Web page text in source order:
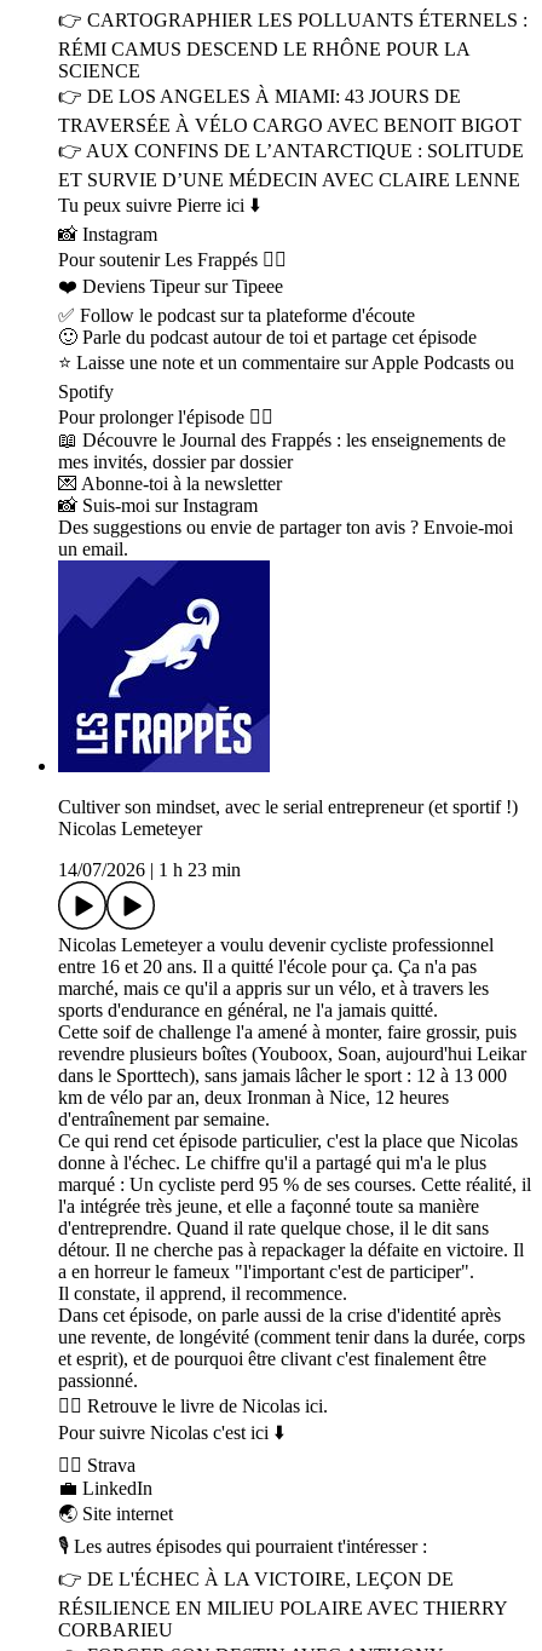
👉 CARTOGRAPHIER LES POLLUANTS ÉTERNELS :
RÉMI CAMUS DESCEND LE RHÔNE POUR LA
SCIENCE
👉 DE LOS ANGELES À MIAMI: 43 JOURS DE
TRAVERSÉE À VÉLO CARGO AVEC BENOIT BIGOT
👉 AUX CONFINS DE L’ANTARCTIQUE : SOLITUDE
ET SURVIE D’UNE MÉDECIN AVEC CLAIRE LENNE
Tu peux suivre Pierre ici ⬇️
📸 Instagram
Pour soutenir Les Frappés 👇🏼
❤️ Deviens Tipeur sur Tipeee
✅ Follow le podcast sur ta plateforme d'écoute
🙂 Parle du podcast autour de toi et partage cet épisode
⭐️ Laisse une note et un commentaire sur Apple Podcasts ou
Spotify
Pour prolonger l'épisode 👇🏼
📖 Découvre le Journal des Frappés : les enseignements de
mes invités, dossier par dossier
💌 Abonne-toi à la newsletter
📸 Suis-moi sur Instagram
Des suggestions ou envie de partager ton avis ? Envoie-moi
un email.
Cultiver son mindset, avec le serial entrepreneur (et sportif !)
Nicolas Lemeteyer
14/07/2026
1 h 23 min
Nicolas Lemeteyer a voulu devenir cycliste professionnel
entre 16 et 20 ans. Il a quitté l'école pour ça. Ça n'a pas
marché, mais ce qu'il a appris sur un vélo, et à travers les
sports d'endurance en général, ne l'a jamais quitté.
Cette soif de challenge l'a amené à monter, faire grossir, puis
revendre plusieurs boîtes (Youboox, Soan, aujourd'hui Leikar
dans le Sporttech), sans jamais lâcher le sport : 12 à 13 000
km de vélo par an, deux Ironman à Nice, 12 heures
d'entraînement par semaine.
Ce qui rend cet épisode particulier, c'est la place que Nicolas
donne à l'échec. Le chiffre qu'il a partagé qui m'a le plus
marqué : Un cycliste perd 95 % de ses courses. Cette réalité, il
l'a intégrée très jeune, et elle a façonné toute sa manière
d'entreprendre. Quand il rate quelque chose, il le dit sans
détour. Il ne cherche pas à repackager la défaite en victoire. Il
a en horreur le fameux "l'important c'est de participer".
Il constate, il apprend, il recommence.
Dans cet épisode, on parle aussi de la crise d'identité après
une revente, de longévité (comment tenir dans la durée, corps
et esprit), et de pourquoi être clivant c'est finalement être
passionné.
👉🏼 Retrouve le livre de Nicolas ici.
Pour suivre Nicolas c'est ici ⬇️
🏃‍♂️ Strava
💼 LinkedIn
🌏 Site internet
🎙 Les autres épisodes qui pourraient t'intéresser :
👉 DE L'ÉCHEC À LA VICTOIRE, LEÇON DE
RÉSILIENCE EN MILIEU POLAIRE AVEC THIERRY
CORBARIEU